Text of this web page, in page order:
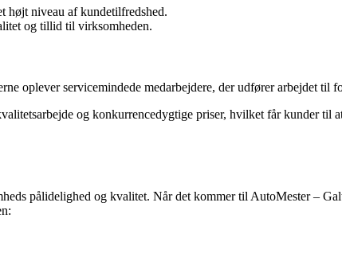
højt niveau af kundetilfredshed.
og tillid til virksomheden.
oplever servicemindede medarbejdere, der udfører arbejdet til
og konkurrencedygtige priser, hvilket får kunder til
pålidelighed og kvalitet. Når det kommer til AutoMester –